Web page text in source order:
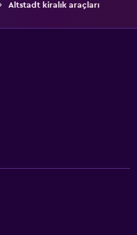
Altstadt kiralık araçları